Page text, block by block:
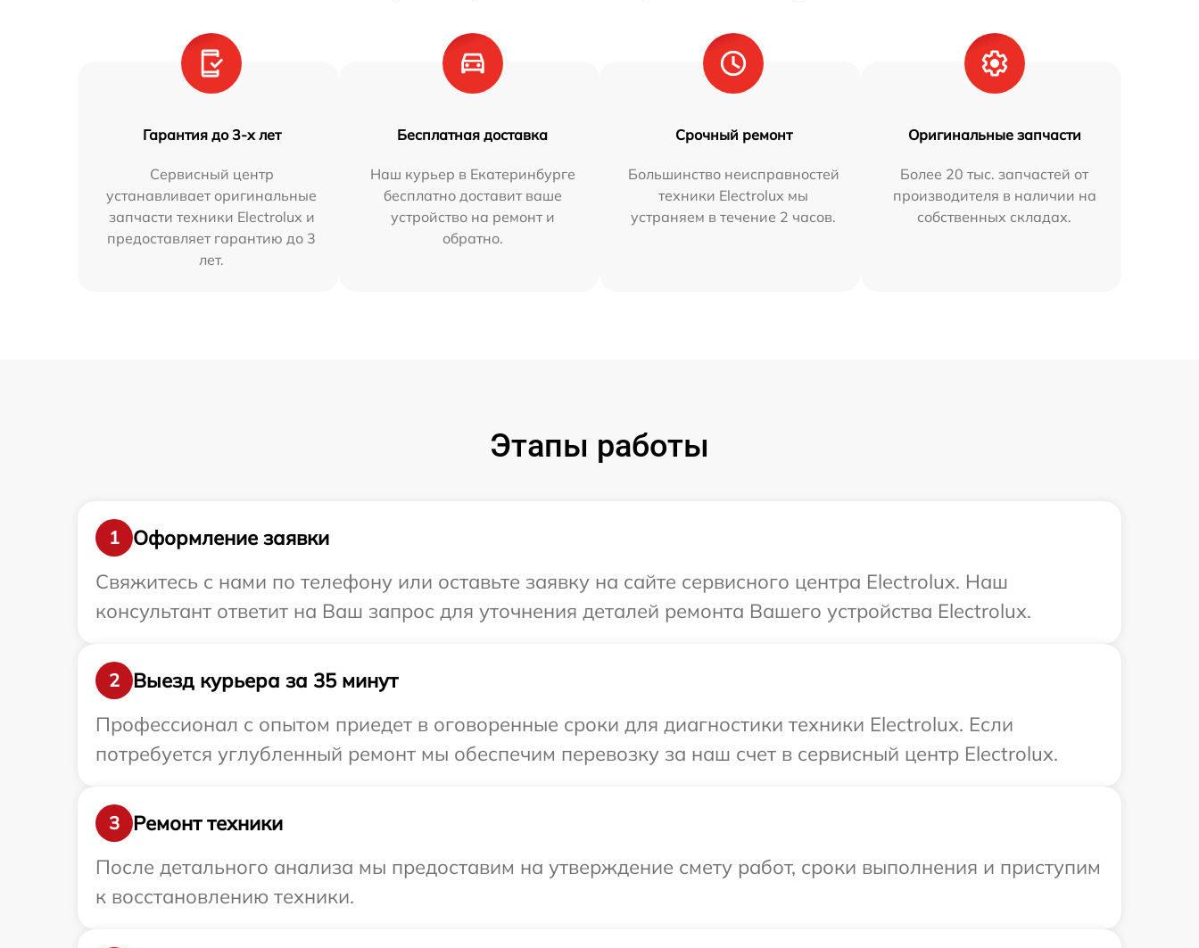
Гарантия до 3-х лет
Сервисный центр
устанавливает оригинальные
запчасти техники Electrolux и
предоставляет гарантию до 3
лет.
Бесплатная доставка
Наш курьер в Екатеринбурге
бесплатно доставит ваше
устройство на ремонт и
обратно.
Срочный ремонт
Большинство неисправностей
техники Electrolux мы
устраняем в течение 2 часов.
Оригинальные запчасти
Более 20 тыс. запчастей от
производителя в наличии на
собственных складах.
Этапы работы
1
Оформление заявки
Свяжитесь с нами по телефону или оставьте заявку на сайте сервисного центра Electrolux. Наш
консультант ответит на Ваш запрос для уточнения деталей ремонта Вашего устройства Electrolux.
2
Выезд курьера за 35 минут
Профессионал с опытом приедет в оговоренные сроки для диагностики техники Electrolux. Если
потребуется углубленный ремонт мы обеспечим перевозку за наш счет в сервисный центр Electrolux.
3
Ремонт техники
После детального анализа мы предоставим на утверждение смету работ, сроки выполнения и приступим
к восстановлению техники.